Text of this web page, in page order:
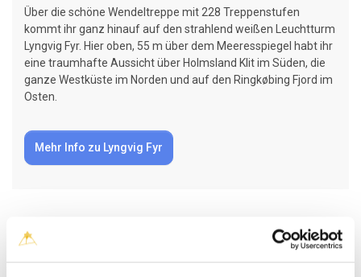
Über die schöne Wendeltreppe mit 228 Treppenstufen
kommt ihr ganz hinauf auf den strahlend weißen Leuchtturm
Lyngvig Fyr. Hier oben, 55 m über dem Meeresspiegel habt ihr
eine traumhafte Aussicht über Holmsland Klit im Süden, die
ganze Westküste im Norden und auf den Ringkøbing Fjord im
Osten.
Mehr Info zu Lyngvig Fyr
Gratis Ausstellung und Café